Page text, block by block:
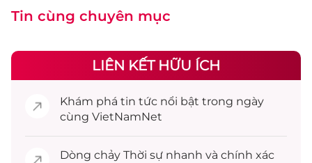
Tin cùng chuyên mục
LIÊN KẾT HỮU ÍCH
Khám phá tin tức nổi bật trong ngày
cùng VietNamNet
Dòng chảy Thời sự nhanh và chính xác